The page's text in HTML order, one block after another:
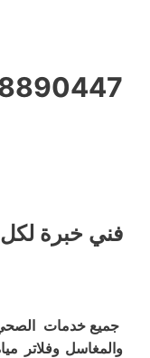
فني خبرة
جميع خدمات
والمغاسل وفلاتر